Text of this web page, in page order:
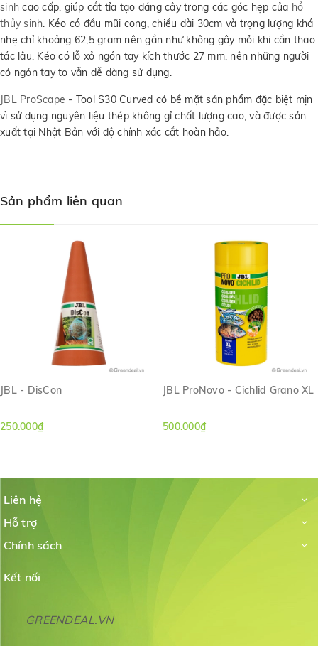
sinh cao cấp, giúp cắt tỉa tạo dáng cây trong các góc hẹp của hồ
thủy sinh. Kéo có đầu mũi cong, chiều dài 30cm và trọng lượng khá
nhẹ chỉ khoảng 62,5 gram nên gần như không gây mỏi khi cần thao
tác lâu. Kéo có lỗ xỏ ngón tay kích thước 27 mm, nên những người
có ngón tay to vẫn dễ dàng sử dụng.
JBL ProScape - Tool S30 Curved có bề mặt sản phẩm đặc biệt mịn
vì sử dụng nguyên liệu thép không gỉ chất lượng cao, và được sản
xuất tại Nhật Bản với độ chính xác cắt hoàn hảo.
Sản phẩm liên quan
JBL - DisCon
250.000₫
JBL ProNovo - Cichlid Grano XL
500.000₫
Liên hệ
Hỗ trợ
Chính sách
Kết nối
GREENDEAL.VN